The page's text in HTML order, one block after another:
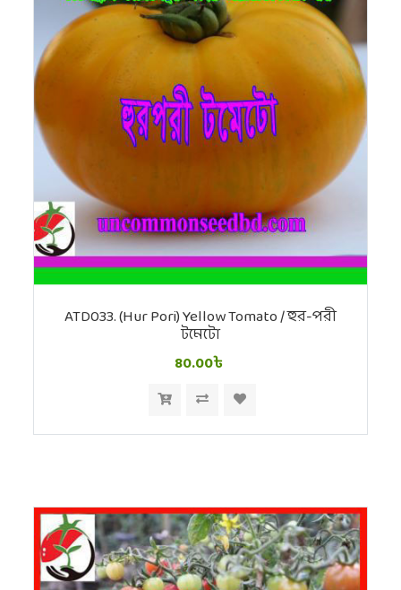
ATD033. (Hur Pori) Yellow Tomato / হুর-পরী
টমেটো
80.00৳